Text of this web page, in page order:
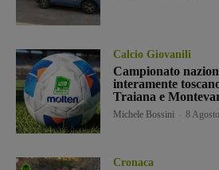
Calcio Giovanili
Campionato
interamente
Traiana e
Michele Bossini 8
Cronaca